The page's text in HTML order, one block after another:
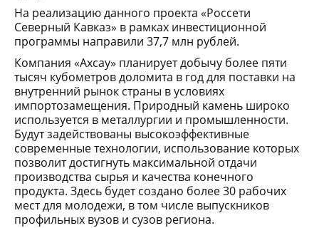
На реализацию данного проекта «Россети
Северный Кавказ» в рамках инвестиционной
программы направили 37,7 млн рублей.
Компания «Ахсау» планирует добычу более пяти
тысяч кубометров доломита в год для поставки на
внутренний рынок страны в условиях
импортозамещения. Природный камень широко
используется в металлургии и промышленности.
Будут задействованы высокоэффективные
современные технологии, использование которых
позволит достигнуть максимальной отдачи
производства сырья и качества конечного
продукта. Здесь будет создано более 30 рабочих
мест для молодежи, в том числе выпускников
профильных вузов и сузов региона.